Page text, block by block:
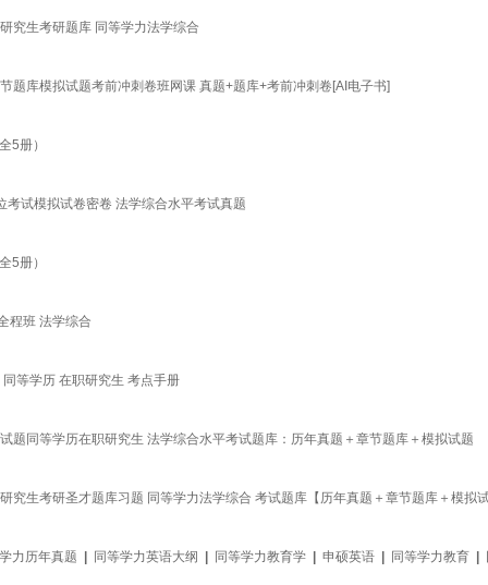
究生考研题库 同等学力法学综合
库模拟试题考前冲刺卷班网课 真题+题库+考前冲刺卷[AI电子书]
5册）
试模拟试卷密卷 法学综合水平考试真题
5册）
程班 法学综合
等学历 在职研究生 考点手册
同等学历在职研究生 法学综合水平考试题库：历年真题＋章节题库＋模拟试题
生考研圣才题库习题 同等学力法学综合 考试题库【历年真题＋章节题库＋模拟
力历年真题 同等学力英语大纲 同等学力教育学 申硕英语 同等学力教育